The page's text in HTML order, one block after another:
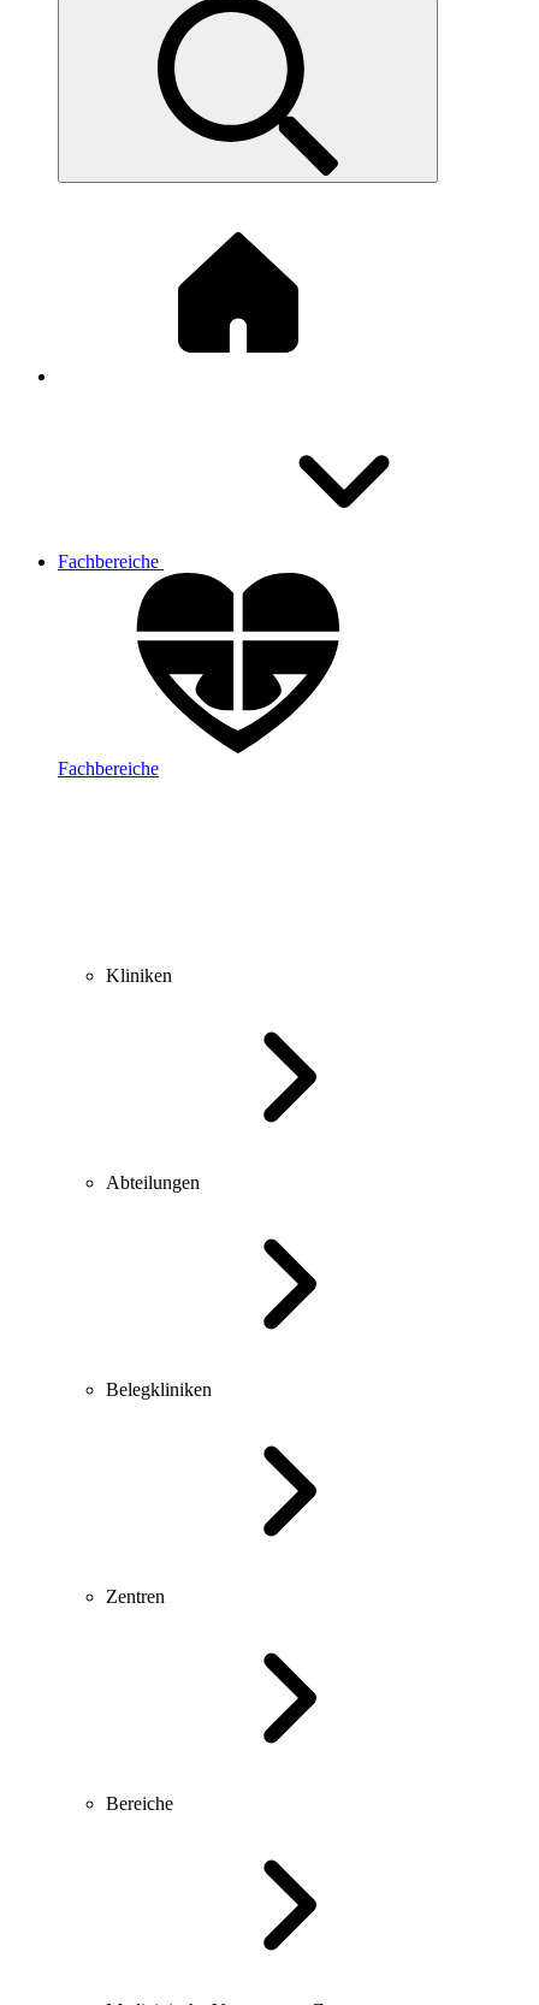
Fachbereiche
Fachbereiche
Kliniken
Abteilungen
Belegkliniken
Zentren
Bereiche